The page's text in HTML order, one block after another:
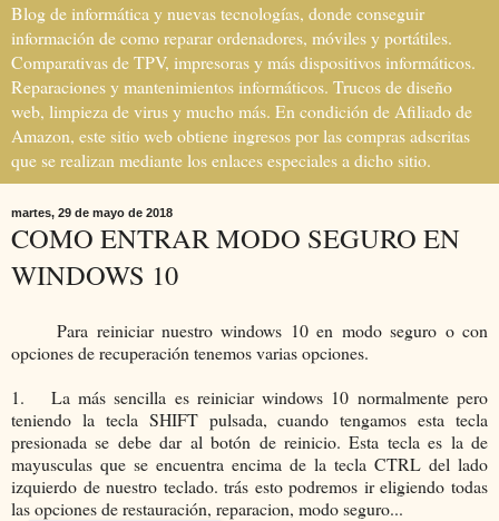
Blog de informática y nuevas tecnologías, donde conseguir
información de como reparar ordenadores, móviles y portátiles.
Comparativas de TPV, impresoras y más dispositivos informáticos.
Reparaciones y mantenimientos informáticos. Trucos de diseño
web, limpieza de virus y mucho más. En condición de Afiliado de
Amazon, este sitio web obtiene ingresos por las compras adscritas
que se realizan mediante los enlaces especiales a dicho sitio.
martes, 29 de mayo de 2018
COMO ENTRAR MODO SEGURO EN
WINDOWS 10
Para reiniciar nuestro windows 10 en modo seguro o con
opciones de recuperación tenemos varias opciones.
1. La más sencilla es reiniciar windows 10 normalmente pero
teniendo la tecla SHIFT pulsada, cuando tengamos esta tecla
presionada se debe dar al botón de reinicio. Esta tecla es la de
mayusculas que se encuentra encima de la tecla CTRL del lado
izquierdo de nuestro teclado. trás esto podremos ir eligiendo todas
las opciones de restauración, reparacion, modo seguro...